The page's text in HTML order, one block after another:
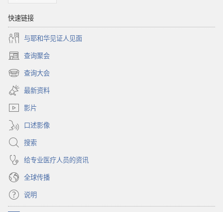
快速链接
与耶和华见证人见面
查询聚会
（打
开
新
窗
口）
查询大会
（打
开
新
窗
最新资料
影片
口述影像
搜索
给专业医疗人员的资讯
全球传播
说明